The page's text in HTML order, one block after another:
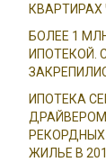
БОЛЕЕ 1
ИПОТЕКОЙ.
ИПОТЕКА
ЖИЛЬЕ В